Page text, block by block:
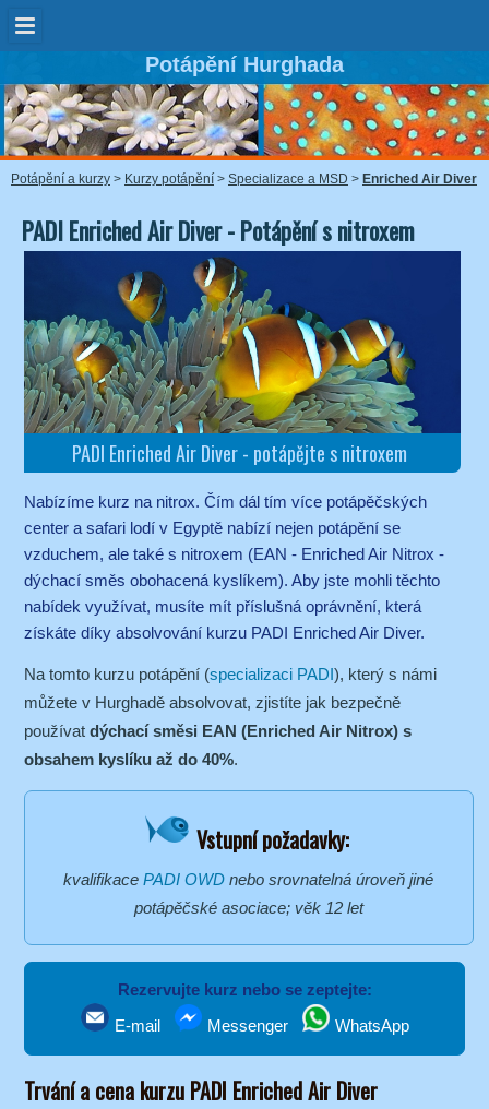
Potápění Hurghada
Potápění a kurzy > Kurzy potápění > Specializace a MSD > Enriched Air Diver
PADI Enriched Air Diver - Potápění s nitroxem
PADI Enriched Air Diver - potápějte s nitroxem
Nabízíme kurz na nitrox. Čím dál tím více potápěčských
center a safari lodí v Egyptě nabízí nejen potápění se
vzduchem, ale také s nitroxem (EAN - Enriched Air Nitrox -
dýchací směs obohacená kyslíkem). Aby jste mohli těchto
nabídek využívat, musíte mít příslušná oprávnění, která
získáte díky absolvování kurzu PADI Enriched Air Diver.
Na tomto kurzu potápění (specializaci PADI), který s námi
můžete v Hurghadě absolvovat, zjistíte jak bezpečně
používat dýchací směsi EAN (Enriched Air Nitrox) s
obsahem kyslíku až do 40%.
Vstupní požadavky:
kvalifikacePADI OWD nebo srovnatelná úroveň jiné
potápěčské asociace; věk 12 let
Rezervujte kurz nebo se zeptejte:
E-mail
Messenger WhatsApp
Trvání a cena kurzu PADI Enriched Air Diver